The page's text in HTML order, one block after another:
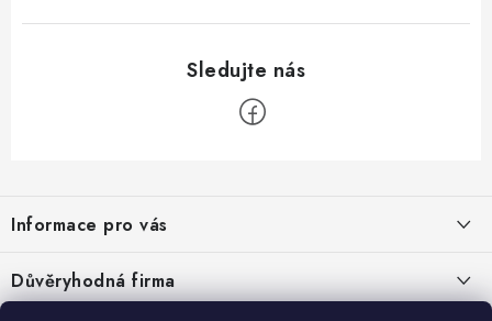
p
a
t
Informace pro vás
Velkoobchod
O nás
Důvěryhodná firma